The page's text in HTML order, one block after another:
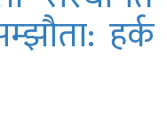
हर्क